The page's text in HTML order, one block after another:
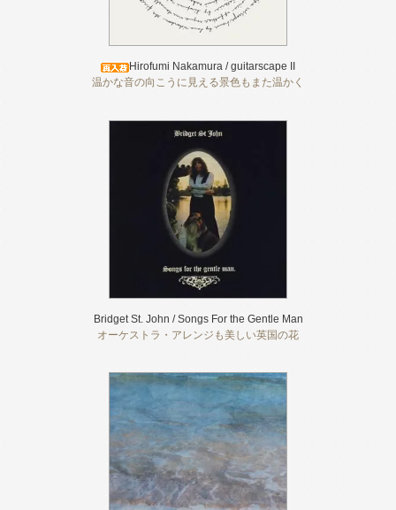
Hirofumi Nakamura / guitarscape II
温かな音の向こうに見える景色もまた温かく
Bridget St. John / Songs For the Gentle Man
オーケストラ・アレンジも美しい英国の花